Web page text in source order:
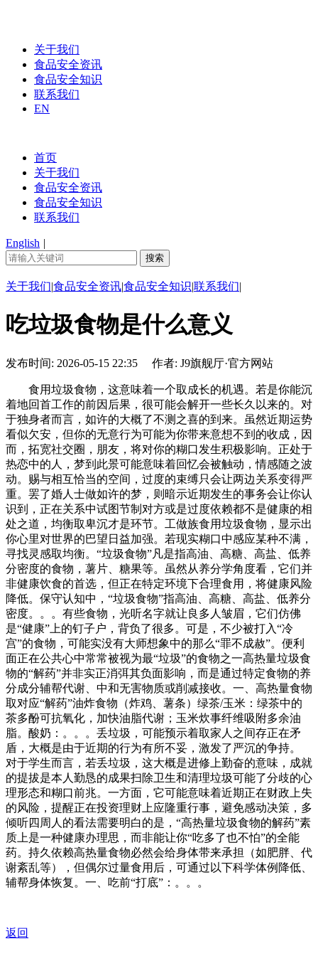
关于我们
食品安全资讯
食品安全知识
联系我们
EN
首页
关于我们
食品安全资讯
食品安全知识
联系我们
English |
关于我们|食品安全资讯|食品安全知识|联系我们|
吃垃圾食物是什么意义
发布时间: 2026-05-15 22:35 作者: J9旗舰厅·官方网站
食用垃圾食物，这意味着一个取成长的机遇。若是你能沉
着地回首工作的前因后果，很可能会解开一些长久以来的。对
于独身者而言，如许的大概了不测之喜的到来。虽然近期运势
看似欠安，但你的无意行为可能为你带来意想不到的收成，因
而，拓宽社交圈，朋友，将对你的糊口发生积极影响。正处于
热恋中的人，梦到此景可能意味着回忆会被触动，情感随之波
动。赐与相互恰当的空间，过度的束缚只会让两边关系变得严
重。罢了婚人士做如许的梦，则暗示近期发生的事务会让你认
识到，正在关系中试图节制对方或是过度依赖都不是健康的相
处之道，均衡取卑沉才是环节。工做族食用垃圾食物，显示出
你心里对世界的巴望日益加强。若现实糊口中感应某种不满，
寻找灵感取均衡。“垃圾食物”凡是指高油、高糖、高盐、低养
分密度的食物，薯片、糖果等。虽然从养分学角度看，它们并
非健康饮食的首选，但正在特定环境下合理食用，将健康风险
降低。保守认知中，“垃圾食物”指高油、高糖、高盐、低养分
密度。。。有些食物，光听名字就让良多人皱眉，它们仿佛
是“健康”上的钉子户，背负了很多。可是，不少被打入“冷
宫”的食物，可能实没有大师想象中的那么“罪不成赦”。便利
面正在公共心中常常被视为最“垃圾”的食物之一高热量垃圾食
物的“解药”并非实正消弭其负面影响，而是通过特定食物的养
分成分辅帮代谢、中和无害物质或削减接收。一、高热量食物
取对应“解药”油炸食物（炸鸡、薯条）绿茶/玉米：绿茶中的
茶多酚可抗氧化，加快油脂代谢；玉米炊事纤维吸附多余油
脂。酸奶：。。。丢垃圾，可能预示着取家人之间存正在矛
盾，大概是由于近期的行为有所不妥，激发了严沉的争持。
对于学生而言，若丢垃圾，这大概是进修上勤奋的意味，成就
的提拔是本人勤恳的成果扫除卫生和清理垃圾可能了分歧的心
理形态和糊口前兆。一方面，它可能意味着近期正在财政上失
的风险，提醒正在投资理财上应隆重行事，避免感动决策，多
倾听四周人的看法需要明白的是，“高热量垃圾食物的解药”素
质上是一种健康办理思，而非能让你“吃多了也不怕”的全能
药。持久依赖高热量食物必然会给身体带来承担（如肥胖、代
谢紊乱等），但偶尔过量食用后，可通过以下科学体例降低、
辅帮身体恢复。一、吃前“打底”：。。。
返回